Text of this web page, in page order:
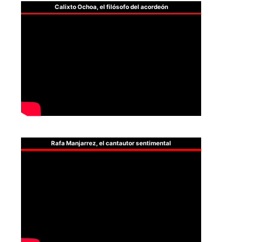
Calixto Ochoa, el filósofo del acordeón
Rafa Manjarrez, el cantautor sentimental